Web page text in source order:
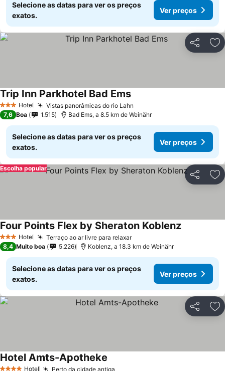
Selecione as datas para ver os preços
exatos.
Ver preços
Partilhar
3 EstrelasHotel Vistas panorâmicas do rio Lahn
Trip Inn Parkhotel Bad Ems
7,6 Boa 1.515 Bad Ems, a 8.5 km de Weinähr
Selecione as datas para ver os preços
exatos.
Ver preços
Partilhar
Escolha popular
3 EstrelasHotel Terraço ao ar livre para relaxar
Four Points Flex by Sheraton Koblenz
8,4 Muito boa 5.226 Koblenz, a 18.3 km de Weinähr
Selecione as datas para ver os preços
exatos.
Ver preços
Partilhar
Hotel Perto da cidade antiga
Hotel Amts-Apotheke